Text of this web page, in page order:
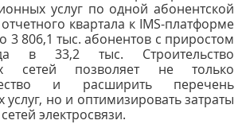
услуг по одной абонентской
квартала к IMS-платформе
3 806,1 тыс. абонентов с приростом
в 33,2 тыс. Строительство
сетей позволяет не только
и расширить перечень
услуг, но и оптимизировать затраты
электросвязи.